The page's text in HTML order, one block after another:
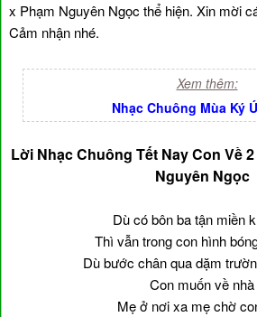
x Phạm Nguyên Ngọc thể hiện. Xin mời
Cảm nhận nhé.
Xem thêm:
Nhạc Chuông Mùa Ký
Lời Nhạc Chuông Tết Nay Con Về
Nguyên Ngọc
Dù có bôn ba tận miền
Thì vẫn trong con hình
Dù bước chân qua dặm
Con muốn về nhà
Mẹ ở nơi xa mẹ chờ